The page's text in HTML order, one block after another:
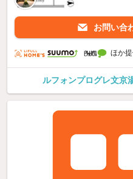
お問い合
ほか
ルフォンプログレ文京